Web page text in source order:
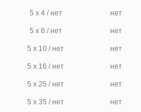
5 х 4 / нет нет
5 х 6 / нет нет
5 х 10 / нет нет
5 х 16 / нет нет
5 х 25 / нет нет
5 х 35 / нет нет